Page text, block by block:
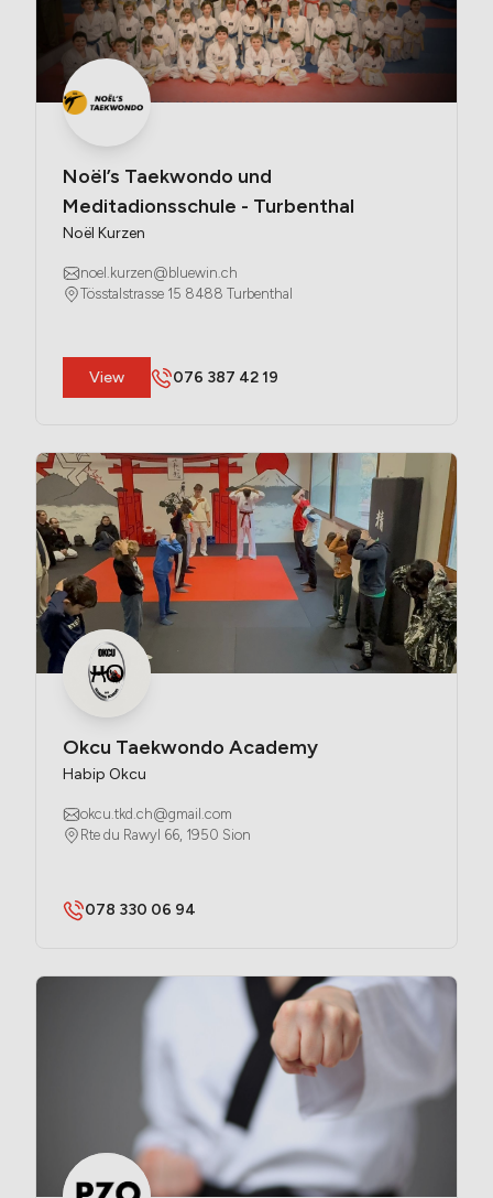
Noël’s Taekwondo und
Meditadionsschule - Turbenthal
Noël Kurzen
noel.kurzen@bluewin.ch
Tösstalstrasse 15 8488 Turbenthal
​View 076 387 42 19
Okcu Taekwondo Academy
Habip Okcu
okcu.tkd.ch@gmail.com
Rte du Rawyl 66, 1950 Sion
078 330 06 94